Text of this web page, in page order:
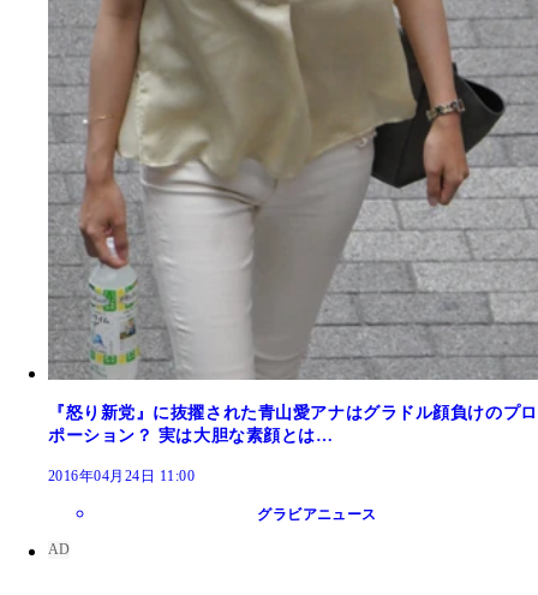
『怒り新党』に抜擢された青山愛アナはグラドル顔負けのプロ
ポーション？ 実は大胆な素顔とは…
2016年04月24日 11:00
グラビアニュース